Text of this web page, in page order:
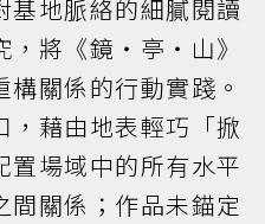
基地脈絡的細膩閱讀
將《鏡・亭・山》
關係的行動實踐。
，藉由地表輕巧「掀
置場域中的所有水平
關係；作品未錨定